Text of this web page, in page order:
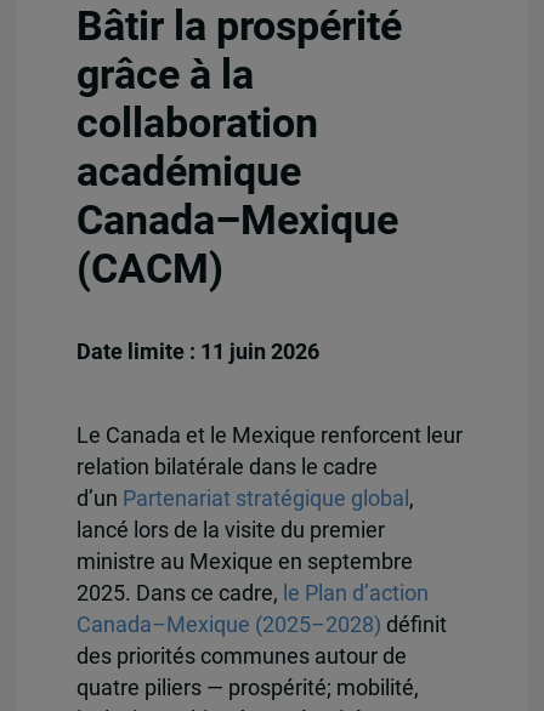
Bâtir la prospérité
grâce à la
collaboration
académique
Canada–Mexique
(CACM)
Date limite : 11 juin 2026
Le Canada et le Mexique renforcent leur
relation bilatérale dans le cadre
d’un Partenariat stratégique global ,
lancé lors de la visite du premier
ministre au Mexique en septembre
2025. Dans ce cadre, le Plan d’action
Canada–Mexique (2025–2028) définit
des priorités communes autour de
quatre piliers — prospérité; mobilité,